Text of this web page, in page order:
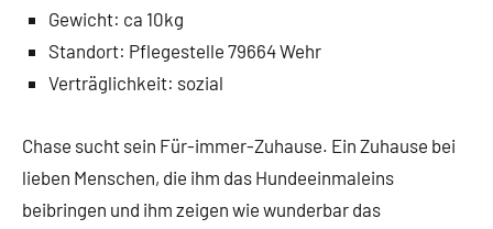
Gewicht: ca 10kg
Standort: Pflegestelle 79664 Wehr
Verträglichkeit: sozial
Chase sucht sein Für-immer-Zuhause. Ein Zuhause bei
lieben Menschen, die ihm das Hundeeinmaleins
beibringen und ihm zeigen wie wunderbar das